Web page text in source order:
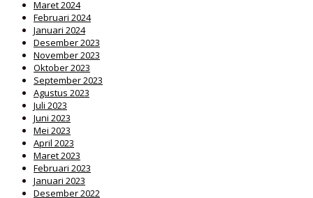
Maret 2024
Februari 2024
Januari 2024
Desember 2023
November 2023
Oktober 2023
September 2023
Agustus 2023
Juli 2023
Juni 2023
Mei 2023
April 2023
Maret 2023
Februari 2023
Januari 2023
Desember 2022